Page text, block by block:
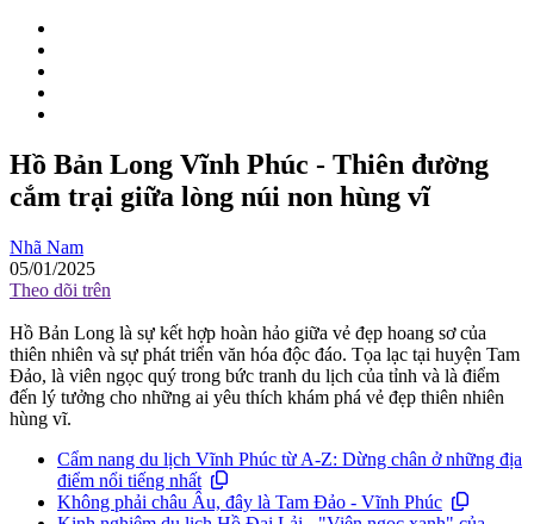
Hồ Bản Long Vĩnh Phúc - Thiên đường
cắm trại giữa lòng núi non hùng vĩ
Nhã Nam
05/01/2025
Theo dõi trên
Hồ Bản Long là sự kết hợp hoàn hảo giữa vẻ đẹp hoang sơ của
thiên nhiên và sự phát triển văn hóa độc đáo. Tọa lạc tại huyện Tam
Đảo, là viên ngọc quý trong bức tranh du lịch của tỉnh và là điểm
đến lý tưởng cho những ai yêu thích khám phá vẻ đẹp thiên nhiên
hùng vĩ.
Cẩm nang du lịch Vĩnh Phúc từ A-Z: Dừng chân ở những địa
điểm nổi tiếng nhất
Không phải châu Âu, đây là Tam Đảo - Vĩnh Phúc